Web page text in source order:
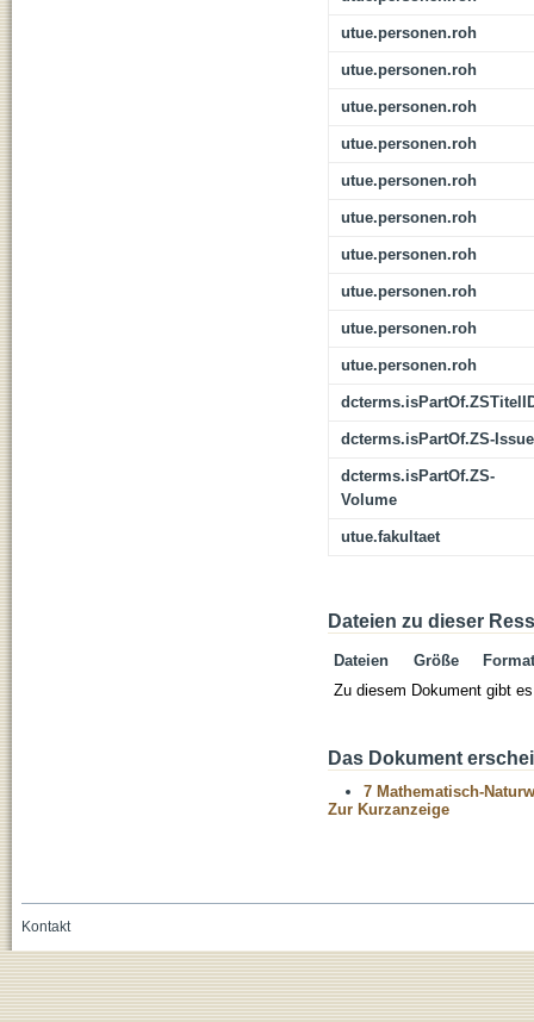
utue.personen.roh
utue.personen.roh
utue.personen.roh
utue.personen.roh
utue.personen.roh
utue.personen.roh
utue.personen.roh
utue.personen.roh
utue.personen.roh
utue.personen.roh
dcterms.isPartOf.ZS-Issue
dcterms.isPartOf.ZS-
Volume
utue.fakultaet
Dateien zu dieser
Dateien Größe
Format
Zu diesem Dokument gibt
Das Dokument
7 Mathematisch-
Zur Kurzanzeige
Kontakt